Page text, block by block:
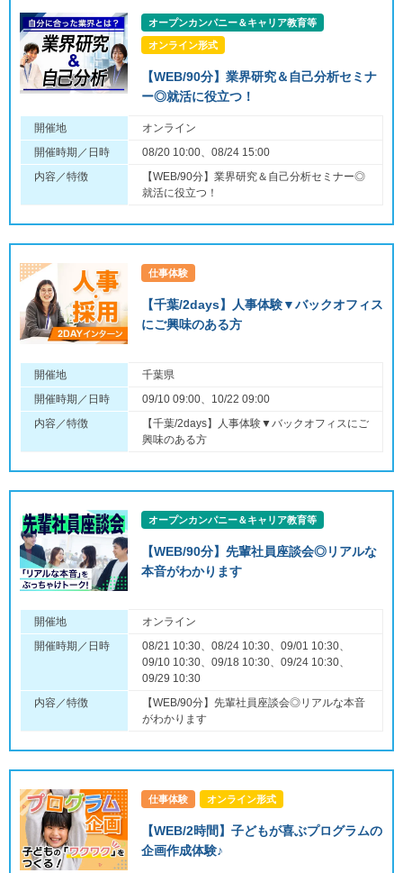
オープンカンパニー＆キャリア教育等
オンライン形式
【WEB/90分】業界研究＆自己分析セミナ
ー◎就活に役立つ！
開催地
オンライン
開催時期／日時
08/20 10:00、08/24 15:00
内容／特徴
【WEB/90分】業界研究＆自己分析セミナー◎
就活に役立つ！
仕事体験
【千葉/2days】人事体験▼バックオフィス
にご興味のある方
開催地
千葉県
開催時期／日時
09/10 09:00、10/22 09:00
内容／特徴
【千葉/2days】人事体験▼バックオフィスにご
興味のある方
オープンカンパニー＆キャリア教育等
【WEB/90分】先輩社員座談会◎リアルな
本音がわかります
開催地
オンライン
開催時期／日時
08/21 10:30、08/24 10:30、09/01 10:30、
09/10 10:30、09/18 10:30、09/24 10:30、
09/29 10:30
内容／特徴
【WEB/90分】先輩社員座談会◎リアルな本音
がわかります
仕事体験 オンライン形式
【WEB/2時間】子どもが喜ぶプログラムの
企画作成体験♪